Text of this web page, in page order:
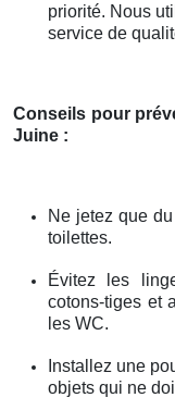
priorité. Nous
service de
Conseils pour
Juine :
Ne jetez que
toilettes.
Évitez les
cotons-tiges et
les WC.
Installez une
objets qui ne